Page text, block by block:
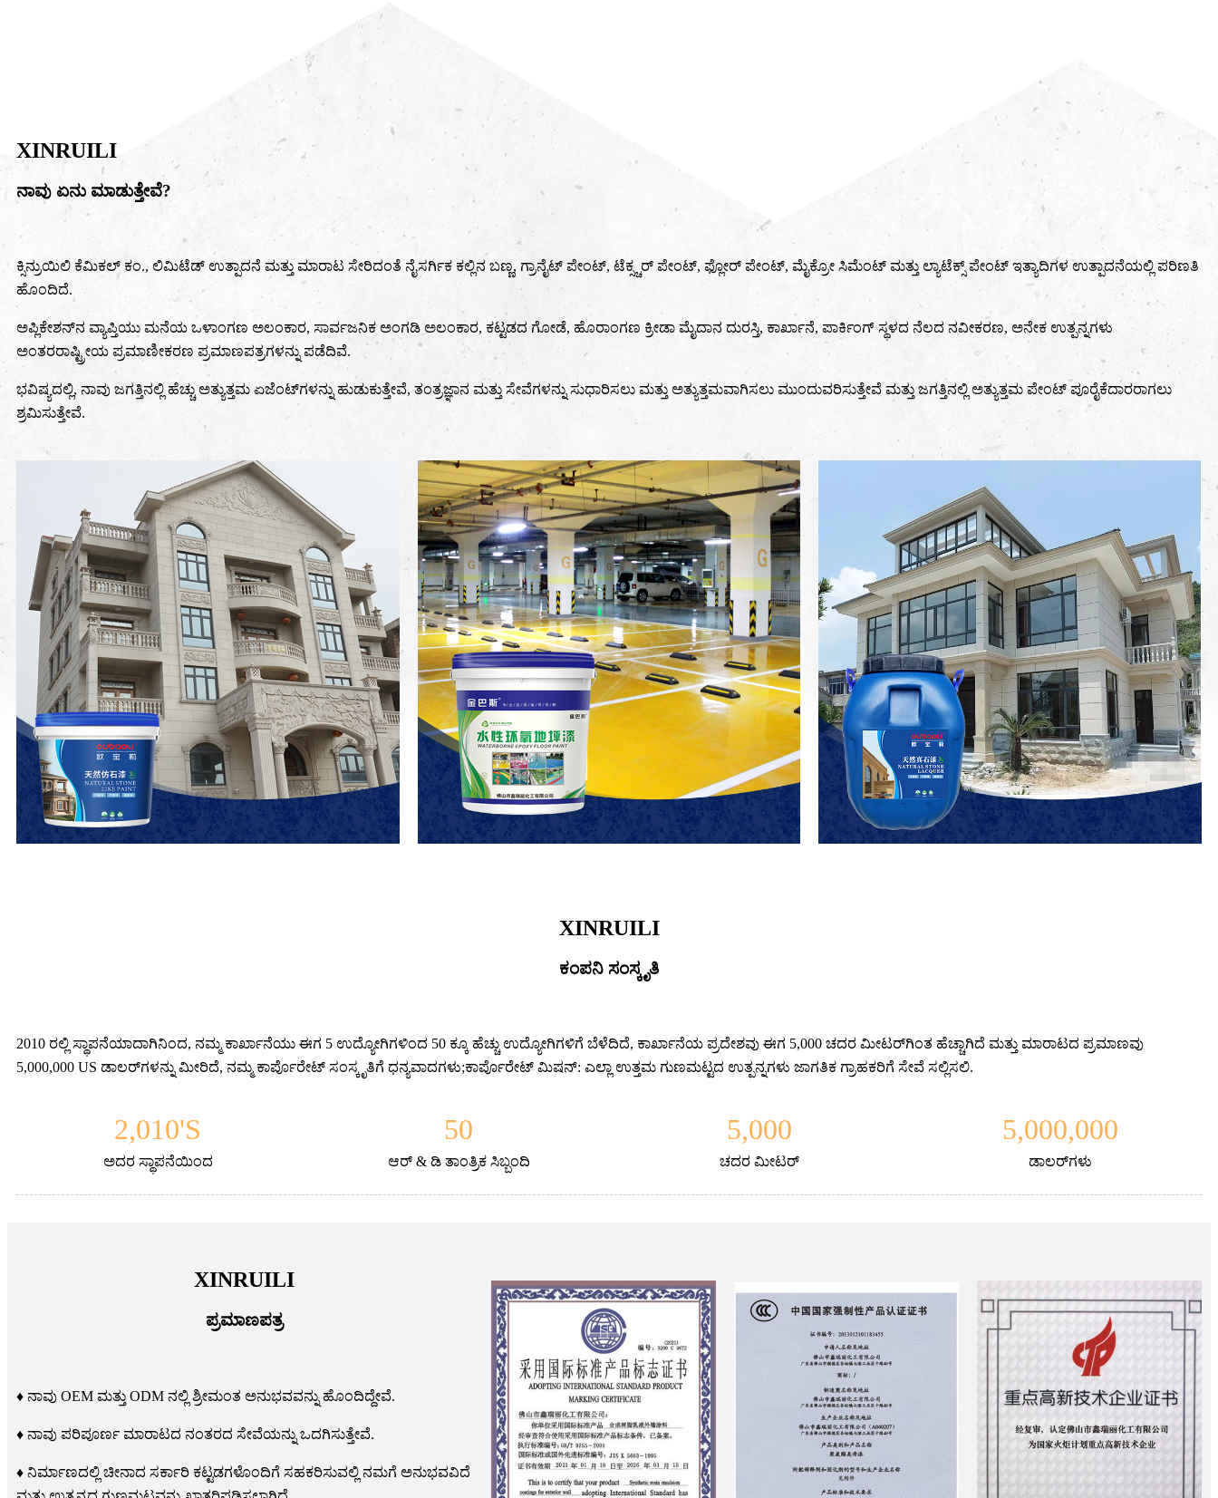
XINRUILI
ನಾವು ಏನು ಮಾಡುತ್ತೇವೆ?
ಕ್ಸಿನ್ರುಯಿಲಿ ಕೆಮಿಕಲ್ ಕಂ., ಲಿಮಿಟೆಡ್ ಉತ್ಪಾದನೆ ಮತ್ತು ಮಾರಾಟ ಸೇರಿದಂತೆ ನೈಸರ್ಗಿಕ ಕಲ್ಲಿನ ಬಣ್ಣ, ಗ್ರಾನೈಟ್ ಪೇಂಟ್, ಟೆಕ್ಸ್ಚರ್ ಪೇಂಟ್, ಫ್ಲೋರ್ ಪೇಂಟ್, ಮೈಕ್ರೋ ಸಿಮೆಂಟ್ ಮತ್ತು ಲ್ಯಾಟೆಕ್ಸ್ ಪೇಂಟ್ ಇತ್ಯಾದಿಗಳ ಉತ್ಪಾದನೆಯಲ್ಲಿ ಪರಿಣತಿ
ಹೊಂದಿದೆ.
ಅಪ್ಲಿಕೇಶನ್‌ನ ವ್ಯಾಪ್ತಿಯು ಮನೆಯ ಒಳಾಂಗಣ ಅಲಂಕಾರ, ಸಾರ್ವಜನಿಕ ಅಂಗಡಿ ಅಲಂಕಾರ, ಕಟ್ಟಡದ ಗೋಡೆ, ಹೊರಾಂಗಣ ಕ್ರೀಡಾ ಮೈದಾನ ದುರಸ್ತಿ, ಕಾರ್ಖಾನೆ, ಪಾರ್ಕಿಂಗ್ ಸ್ಥಳದ ನೆಲದ ನವೀಕರಣ, ಅನೇಕ ಉತ್ಪನ್ನಗಳು
ಅಂತರರಾಷ್ಟ್ರೀಯ ಪ್ರಮಾಣೀಕರಣ ಪ್ರಮಾಣಪತ್ರಗಳನ್ನು ಪಡೆದಿವೆ.
ಭವಿಷ್ಯದಲ್ಲಿ, ನಾವು ಜಗತ್ತಿನಲ್ಲಿ ಹೆಚ್ಚು ಅತ್ಯುತ್ತಮ ಏಜೆಂಟ್‌ಗಳನ್ನು ಹುಡುಕುತ್ತೇವೆ, ತಂತ್ರಜ್ಞಾನ ಮತ್ತು ಸೇವೆಗಳನ್ನು ಸುಧಾರಿಸಲು ಮತ್ತು ಅತ್ಯುತ್ತಮವಾಗಿಸಲು ಮುಂದುವರಿಸುತ್ತೇವೆ ಮತ್ತು ಜಗತ್ತಿನಲ್ಲಿ ಅತ್ಯುತ್ತಮ ಪೇಂಟ್ ಪೂರೈಕೆದಾರರಾಗಲು
ಶ್ರಮಿಸುತ್ತೇವೆ.
XINRUILI
ಕಂಪನಿ ಸಂಸ್ಕೃತಿ
2010 ರಲ್ಲಿ ಸ್ಥಾಪನೆಯಾದಾಗಿನಿಂದ, ನಮ್ಮ ಕಾರ್ಖಾನೆಯು ಈಗ 5 ಉದ್ಯೋಗಿಗಳಿಂದ 50 ಕ್ಕೂ ಹೆಚ್ಚು ಉದ್ಯೋಗಿಗಳಿಗೆ ಬೆಳೆದಿದೆ, ಕಾರ್ಖಾನೆಯ ಪ್ರದೇಶವು ಈಗ 5,000 ಚದರ ಮೀಟರ್‌ಗಿಂತ ಹೆಚ್ಚಾಗಿದೆ ಮತ್ತು ಮಾರಾಟದ ಪ್ರಮಾಣವು
5,000,000 US ಡಾಲರ್‌ಗಳನ್ನು ಮೀರಿದೆ, ನಮ್ಮ ಕಾರ್ಪೊರೇಟ್ ಸಂಸ್ಕೃತಿಗೆ ಧನ್ಯವಾದಗಳು;ಕಾರ್ಪೊರೇಟ್ ಮಿಷನ್: ಎಲ್ಲಾ ಉತ್ತಮ ಗುಣಮಟ್ಟದ ಉತ್ಪನ್ನಗಳು ಜಾಗತಿಕ ಗ್ರಾಹಕರಿಗೆ ಸೇವೆ ಸಲ್ಲಿಸಲಿ.
2,010'S
ಅದರ ಸ್ಥಾಪನೆಯಿಂದ
50
ಆರ್ & ಡಿ ತಾಂತ್ರಿಕ ಸಿಬ್ಬಂದಿ
5,000
ಚದರ ಮೀಟರ್
5,000,000
ಡಾಲರ್‌ಗಳು
XINRUILI
ಪ್ರಮಾಣಪತ್ರ
♦ ನಾವು OEM ಮತ್ತು ODM ನಲ್ಲಿ ಶ್ರೀಮಂತ ಅನುಭವವನ್ನು ಹೊಂದಿದ್ದೇವೆ.
♦ ನಾವು ಪರಿಪೂರ್ಣ ಮಾರಾಟದ ನಂತರದ ಸೇವೆಯನ್ನು ಒದಗಿಸುತ್ತೇವೆ.
♦ ನಿರ್ಮಾಣದಲ್ಲಿ ಚೀನಾದ ಸರ್ಕಾರಿ ಕಟ್ಟಡಗಳೊಂದಿಗೆ ಸಹಕರಿಸುವಲ್ಲಿ ನಮಗೆ ಅನುಭವವಿದೆ